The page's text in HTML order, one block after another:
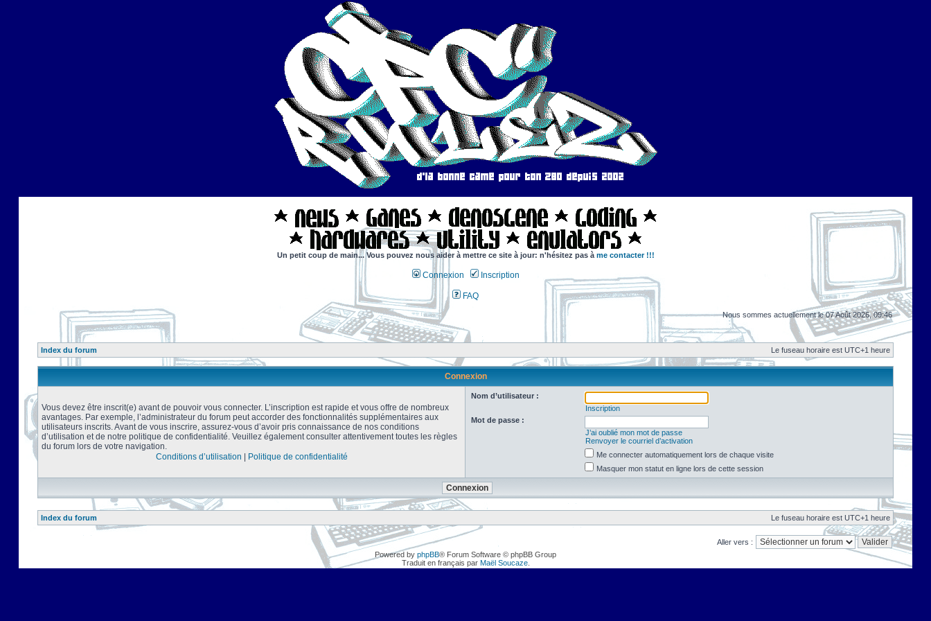
Un petit coup de main... Vous pouvez nous aider à mettre ce site à jour: n'hésitez pas à me contacter !!!
Connexion Inscription
FAQ
Nous sommes actuellement le 07 Août 2026, 09:46
Index du forum Le fuseau horaire est UTC+1 heure
Connexion
Vous devez être inscrit(e) avant de pouvoir vous connecter. L’inscription est rapide et vous offre de nombreux
avantages. Par exemple, l’administrateur du forum peut accorder des fonctionnalités supplémentaires aux
utilisateurs inscrits. Avant de vous inscrire, assurez-vous d’avoir pris connaissance de nos conditions
d’utilisation et de notre politique de confidentialité. Veuillez également consulter attentivement toutes les règles
du forum lors de votre navigation.
Conditions d’utilisation
Politique de confidentialité
Nom d’utilisateur :
Inscription
Mot de passe :
J’ai oublié mon mot de passe
Renvoyer le courriel d’activation
Me connecter automatiquement lors de chaque visite
Masquer mon statut en ligne lors de cette session
Index du forum Le fuseau horaire est UTC+1 heure
Aller vers :
Powered by phpBB® Forum Software © phpBB Group
Traduit en français par Maël Soucaze.